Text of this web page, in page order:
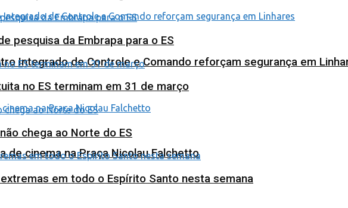
Integrado de Controle e Comando reforçam segurança em
cinema na Praça Nicolau Falchetto
pesquisa da Embrapa para o ES
no ES terminam em 31 de março
chega ao Norte do ES
em todo o Espírito Santo nesta semana